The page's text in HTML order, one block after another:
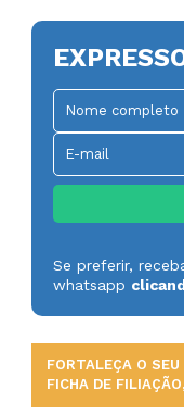
Se preferir,
whatsapp
FORTALEÇA O
FICHA DE